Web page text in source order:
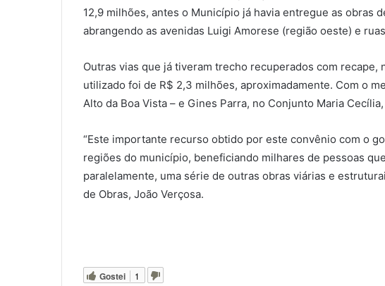
12,9 milhões, antes o Município já havia entregue as obras
abrangendo as avenidas Luigi Amorese (região oeste) e
Outras vias que já tiveram trecho recuperados com
utilizado foi de R$ 2,3 milhões, aproximadamente. Com o
Alto da Boa Vista – e Gines Parra, no Conjunto Maria
“Este importante recurso obtido por este convênio com o
regiões do município, beneficiando milhares de pessoas
paralelamente, uma série de outras obras viárias e
de Obras, João Verçosa.
Gostei 1